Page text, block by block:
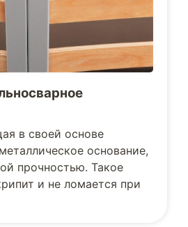
в своей основе
основание,
прочностью. Такое
и не ломается при